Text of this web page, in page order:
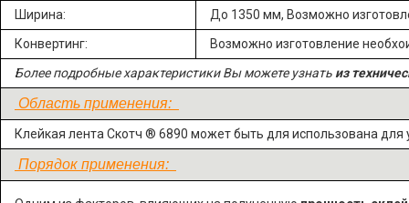
Ширина:
До 1350 мм, Возможно
Конвертинг:
Возможно изготовление
Более подробные характеристики Вы можете узнать из
Область применения:
Клейкая лента Скотч ® 6890 может быть для использована
Порядок применения: